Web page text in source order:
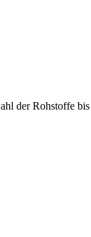
der Rohstoffe